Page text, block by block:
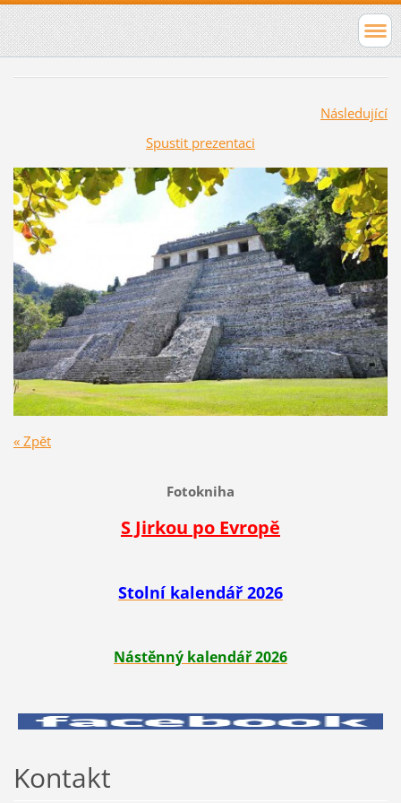
Následující
Spustit prezentaci
« Zpět
Fotokniha
S Jirkou po Evropě
Stolní kalendář 2026
Nástěnný kalendář 2026
Kontakt